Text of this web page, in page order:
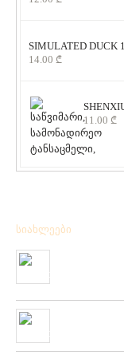
SIMULATED
14.00 ₾
11.00 ₾
სიახლეები